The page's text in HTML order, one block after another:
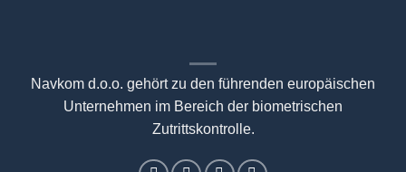
Navkom d.o.o. gehört zu den führenden europäischen
Unternehmen im Bereich der biometrischen
Zutrittskontrolle.